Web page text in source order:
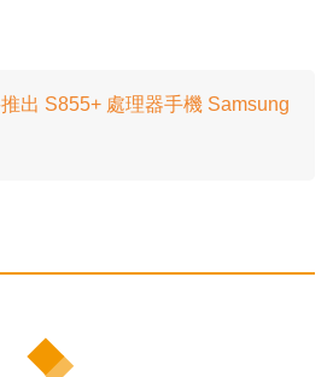
出 S855+ 處理器手機 Samsung